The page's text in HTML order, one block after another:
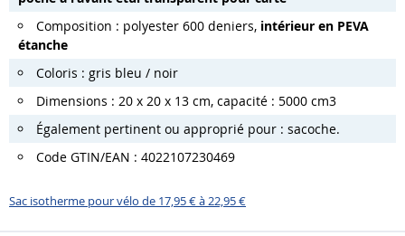
Composition : polyester 600 deniers, intérieur en PEVA
étanche
Coloris : gris bleu / noir
Dimensions : 20 x 20 x 13 cm, capacité : 5000 cm3
Également pertinent ou approprié pour : sacoche.
Code GTIN/EAN : 4022107230469
Sac isotherme pour vélo de 17,95 € à 22,95 €